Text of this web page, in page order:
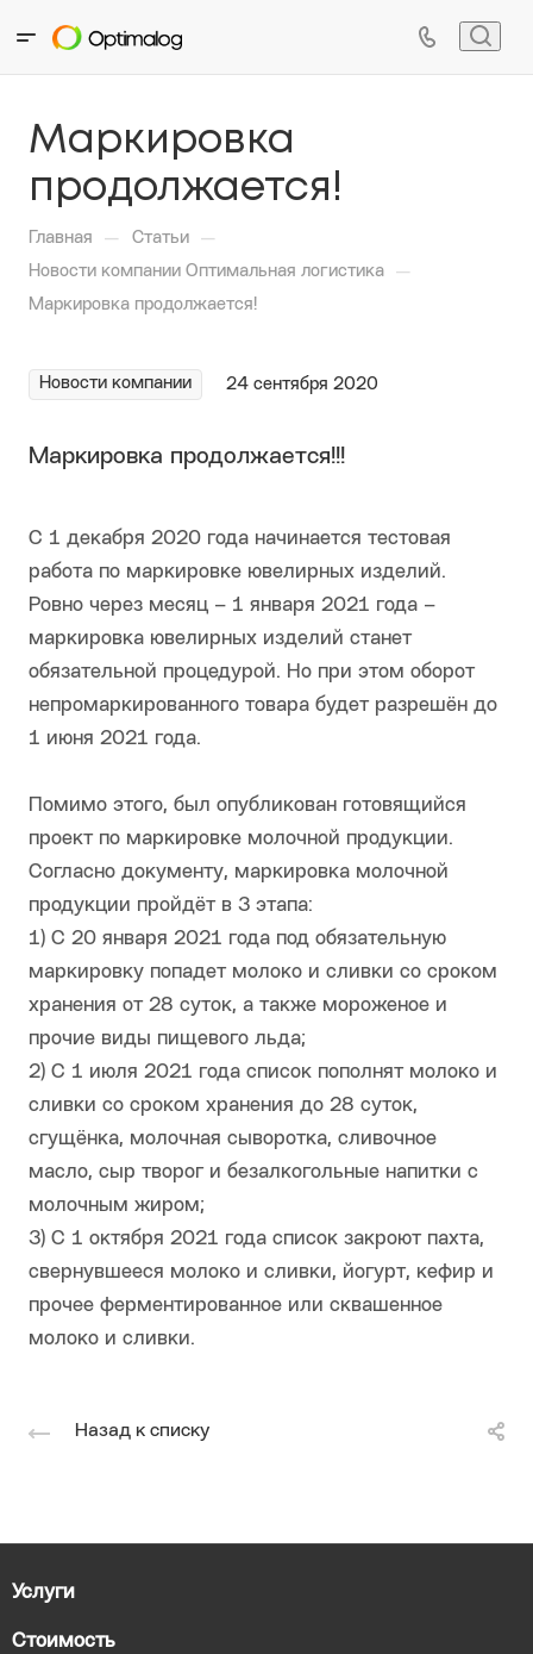
Маркировка
продолжается!
Главная — Статьи —
Новости компании Оптимальная логистика —
Маркировка продолжается!
Новости компании 24 сентября 2020
Маркировка продолжается!!!
С 1 декабря 2020 года начинается тестовая
работа по маркировке ювелирных изделий.
Ровно через месяц – 1 января 2021 года –
маркировка ювелирных изделий станет
обязательной процедурой. Но при этом оборот
непромаркированного товара будет разрешён до
1 июня 2021 года.
Помимо этого, был опубликован готовящийся
проект по маркировке молочной продукции.
Согласно документу, маркировка молочной
продукции пройдёт в 3 этапа:
1) С 20 января 2021 года под обязательную
маркировку попадет молоко и сливки со сроком
хранения от 28 суток, а также мороженое и
прочие виды пищевого льда;
2) С 1 июля 2021 года список пополнят молоко и
сливки со сроком хранения до 28 суток,
сгущёнка, молочная сыворотка, сливочное
масло, сыр творог и безалкогольные напитки с
молочным жиром;
3) С 1 октября 2021 года список закроют пахта,
свернувшееся молоко и сливки, йогурт, кефир и
прочее ферментированное или сквашенное
молоко и сливки.
Назад к списку
Услуги
Стоимость